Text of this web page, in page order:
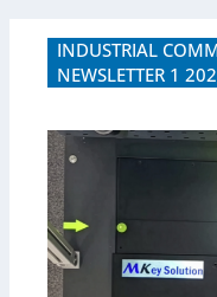
INDUSTRIAL
NEWSLETTER 1